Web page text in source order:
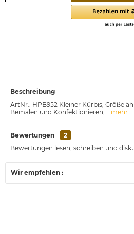
Beschreibung
ArtNr.: HPB952 Kleiner Kürbis, Größe
Bemalen und Konfektionieren,...
mehr
Bewertungen
2
Bewertungen lesen, schreiben und
Wir empfehlen :